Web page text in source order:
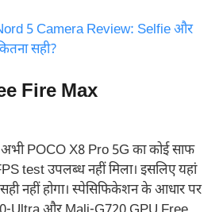
5 Camera Review: Selfie और
सही?
Fire Max
POCO X8 Pro 5G का कोई साफ
test उपलब्ध नहीं मिला। इसलिए यहां
नहीं होगा। स्पेसिफिकेशन के आधार पर